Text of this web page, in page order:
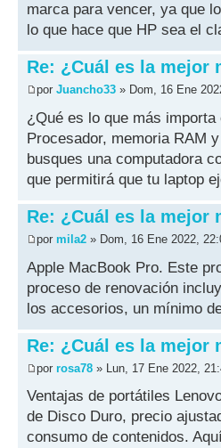
marca para vencer, ya que
lo que hace que HP sea el
Re: ¿Cuál es la mejor
por Juancho33 » Dom, 16 Ene
¿Qué es lo que más importa
Procesador, memoria RAM
busques una computadora
que permitirá que tu laptop
Re: ¿Cuál es la mejor
por mila2 » Dom, 16 Ene 2022,
Apple MacBook Pro. Este
proceso de renovación
los accesorios, un mínimo
Re: ¿Cuál es la mejor
por rosa78 » Lun, 17 Ene 2022,
Ventajas de portátiles
de Disco Duro, precio
consumo de contenidos.